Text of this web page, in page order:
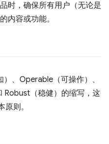
时，确保所有用户（无论是
内容或功能。
、Operable（可操作）、
Robust（稳健）的缩写，这
则。